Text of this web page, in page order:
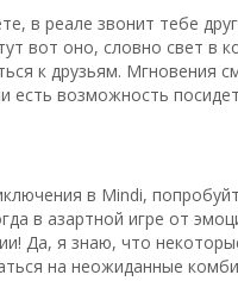
в реале звонит тебе
вот оно, словно свет в
к друзьям. Мгновения
есть возможность
в Mindi,
в азартной игре от
Да, я знаю, что
на неожиданные